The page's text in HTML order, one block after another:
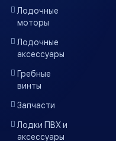
Лодочные
моторы
Лодочные
аксессуары
Гребные
винты
Запчасти
Лодки ПВХ и
аксессуары